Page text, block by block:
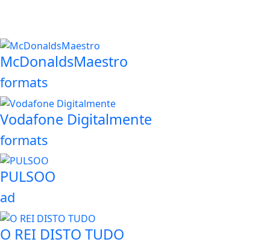
McDonaldsMaestro
formats
Vodafone Digitalmente
formats
PULSOO
ad
O REI DISTO TUDO